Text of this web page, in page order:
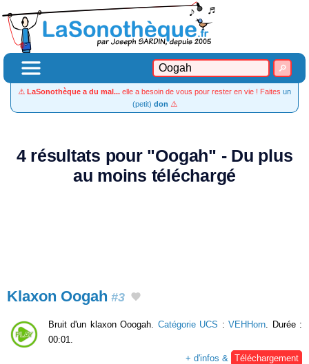
⚠️ LaSonothèque a du mal... elle a besoin de vous pour rester en vie ! Faites un
(petit) don ⚠️
4 résultats pour "Oogah" - Du plus
au moins téléchargé
Klaxon Oogah #3
Bruit d'un klaxon Ooogah. Catégorie UCS :VEHHorn . Durée :
00:01.
+ d'infos &
Téléchargement